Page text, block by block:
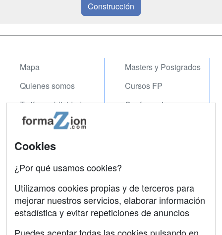
Construcción
Mapa
Quienes somos
Tarifas publicidad
Acceso Usuarios
Acceso Centros
Masters y Postgrados
Cursos FP
Conferencias
Contactar
Confidencialidad
Aviso legal
Cookies
¿Por qué usamos cookies?
Utilizamos cookies propias y de terceros para
mejorar nuestros servicios, elaborar información
estadística y evitar repeticiones de anuncios